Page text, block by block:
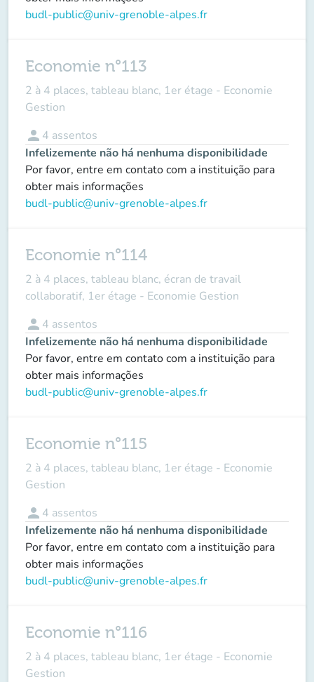
budl-public@univ-grenoble-alpes.fr
Economie n°113
2 à 4 places, tableau blanc, 1er étage - Economie
Gestion
person 4 assentos
Infelizemente não há nenhuma disponibilidade
Por favor, entre em contato com a instituição para
obter mais informações
budl-public@univ-grenoble-alpes.fr
Economie n°114
2 à 4 places, tableau blanc, écran de travail
collaboratif, 1er étage - Economie Gestion
person 4 assentos
Infelizemente não há nenhuma disponibilidade
Por favor, entre em contato com a instituição para
obter mais informações
budl-public@univ-grenoble-alpes.fr
Economie n°115
2 à 4 places, tableau blanc, 1er étage - Economie
Gestion
person 4 assentos
Infelizemente não há nenhuma disponibilidade
Por favor, entre em contato com a instituição para
obter mais informações
budl-public@univ-grenoble-alpes.fr
Economie n°116
2 à 4 places, tableau blanc, 1er étage - Economie
Gestion